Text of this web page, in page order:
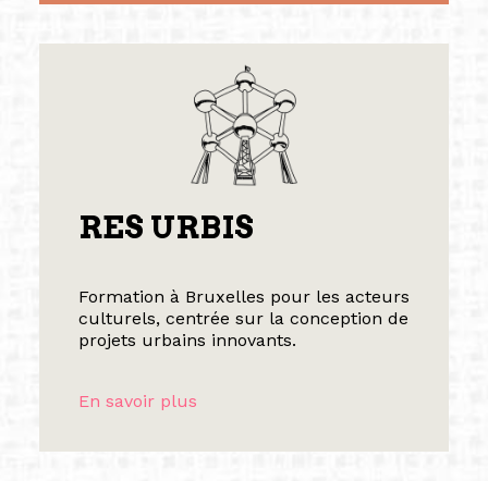
RES URBIS
Formation à Bruxelles pour les acteurs
culturels, centrée sur la conception de
projets urbains innovants.
En savoir plus